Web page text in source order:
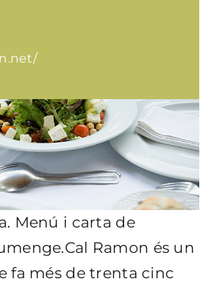
Menú i carta de
Cal Ramon és un
fa més de trenta cinc